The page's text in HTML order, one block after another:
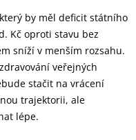
by měl deficit státního
Kč oproti stavu bez
sníží v menším rozsahu.
veřejných
stačit na vrácení
trajektorii, ale
lépe.